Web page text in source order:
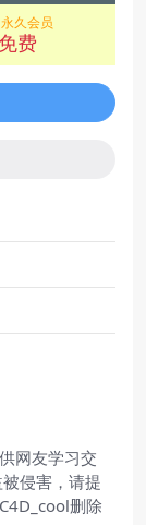
永久会员
免费
网友学习交
侵害，请提
删除